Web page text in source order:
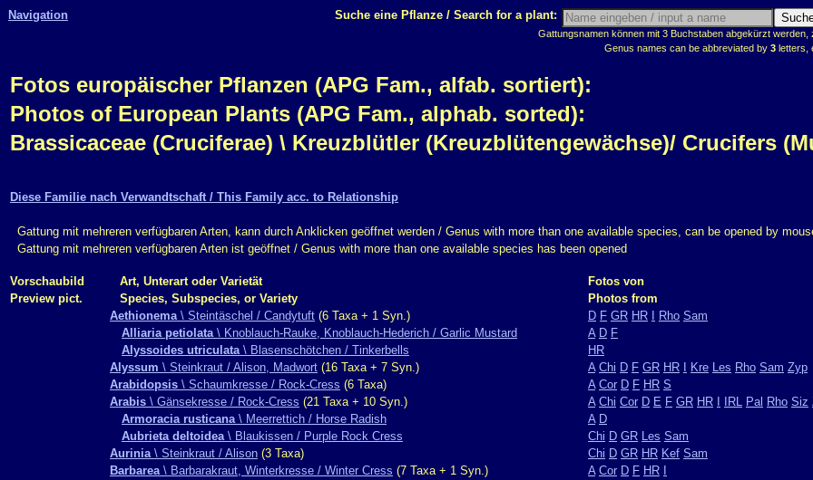
Navigation Suche eine Pflanze / Search for a plant:
Gattungsnamen können mit 3 Buchstaben abgekürzt werden,
Genus names can be abbreviated by 3 letters,
Fotos europäischer Pflanzen (APG Fam., alfab. sortiert):
Photos of European Plants (APG Fam., alphab. sorted):
Brassicaceae (Cruciferae) \ Kreuzblütler (Kreuzblütengewächse)/ Crucifers
Diese Familie nach Verwandtschaft / This Family acc. to Relationship
Gattung mit mehreren verfügbaren Arten, kann durch Anklicken geöffnet werden / Genus with more than one available species, can be opened by
Gattung mit mehreren verfügbaren Arten ist geöffnet / Genus with more than one available species has been opened
Vorschaubild Art, Unterart oder Varietät
Fotos von
Preview pict.
Species, Subspecies, or Variety
Photos from
Aethionema\ Steintäschel / Candytuft (6 Taxa + 1 Syn.) D F GR HR Rho Sam
Alliaria petiolata\ Knoblauch-Rauke, Knoblauch-Hederich / Garlic Mustard A D F
Alyssoides utriculata\ Blasenschötchen / Tinkerbells
HR
Alyssum \ Steinkraut / Alison, Madwort (16 Taxa + 7 Syn.) A Chi D F GR HR Kre Les Rho Sam Zyp
Arabidopsis \ Schaumkresse / Rock-Cress (6 Taxa) A Cor D F HR S
Arabis \ Gänsekresse / Rock-Cress (21 Taxa + 10 Syn.) A Chi Cor D E F GR HR IRL Pal Rho Siz
Armoracia rusticana\ Meerrettich / Horse Radish A D
Aubrieta deltoidea\ Blaukissen / Purple Rock Cress Chi D GR Les Sam
Aurinia\ Steinkraut / Alison (3 Taxa) Chi D GR HR Kef Sam
Barbarea\ Barbarakraut, Winterkresse / Winter Cress (7 Taxa + 1 Syn.) A Cor D F HR